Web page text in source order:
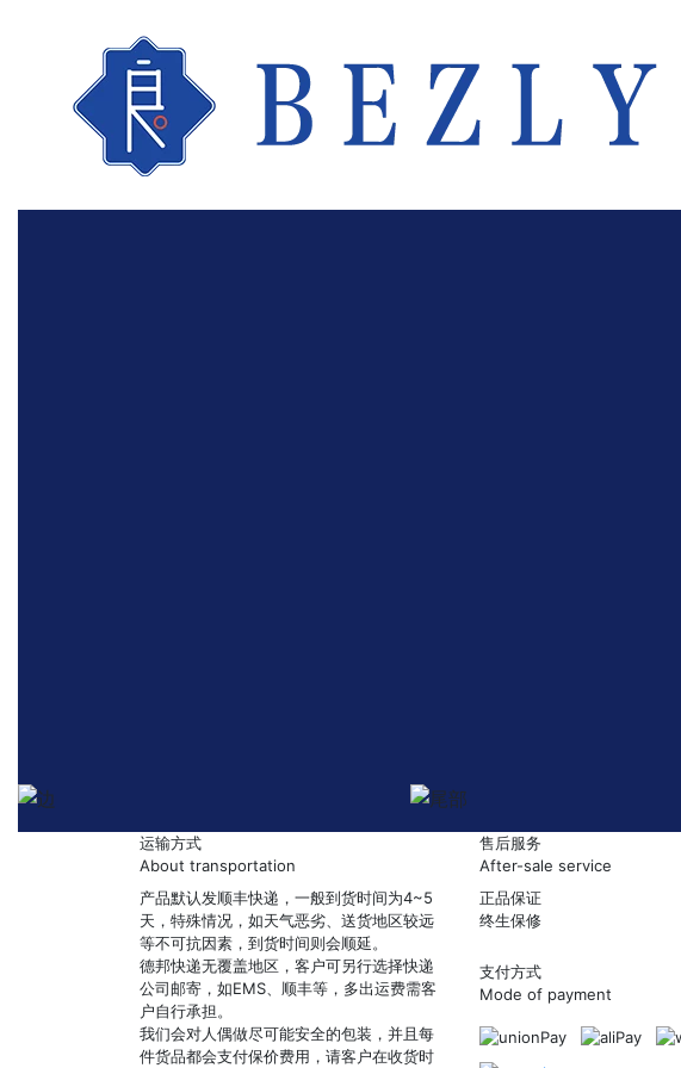
运输方式
About transportation
产品默认发顺丰快递，一般到货时间为4~5
天，特殊情况，如天气恶劣、送货地区较远
等不可抗因素，到货时间则会顺延。
德邦快递无覆盖地区，客户可另行选择快递
公司邮寄，如EMS、顺丰等，多出运费需客
户自行承担。
我们会对人偶做尽可能安全的包装，并且每
件货品都会支付保价费用，请客户在收货时
售后服务
After-sale service
正品保证
终生保修
支付方式
Mode of payment